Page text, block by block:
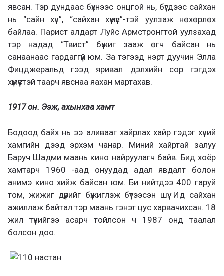
явсан. Тэр дундаас бүхнээс онцгой нь, бүгдээс сайхан
нь “сайн хүн”, “сайхан хүмүүс”-тэй уулзаж нөхөрлөх
байлаа. Парист алдарт Луйс Армстронгтой уулзахад
тэр надад “Твист” бүжиг зааж өгч байсан нь
санаанаас гардаггүй юм. За тэгээд нэрт дуучин Элла
Фицджеральд гээд яривал дэлхийн сор гэгдэх
хүмүүстэй таарч явснаа яахан мартахав.
1917 он. Ээж, ахынхаа хамт
Бодоод байх нь ээ аливааг хайрлах хайр гэдэг хүний
хамгийн дээд эрхэм чанар. Миний хайртай залуу
Баруч Шадми маань кино найруулагч байв. Бид хоёр
хамтарч 1960 -аад онуудад адал явдалт болон
анимэ кино хийж байсан юм. Би нийтдээ 400 гаруй
том, жижиг дүрийг бүжиглэж бүтээсэн шүү. Ид сайхан
ажиллаж байтал тэр маань гэнэт цус харвачихсан. 18
жил түүнийгээ асарч тойлсон ч 1987 онд таалал
болсон доо.